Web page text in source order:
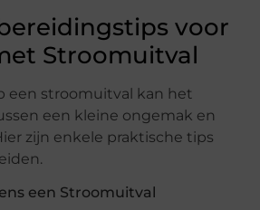
voor
Stroomuitval
een stroomuitval kan het
een kleine ongemak en
zijn enkele praktische tips
een Stroomuitval